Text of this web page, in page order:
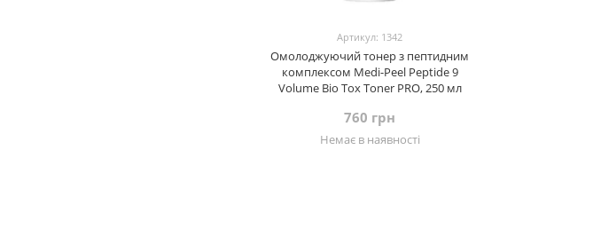
Артикул: 1342
Омолоджуючий тонер з пептидним
комплексом Medi-Peel Peptide 9
Volume Bio Tox Toner PRO, 250 мл
760 грн
Немає в наявності